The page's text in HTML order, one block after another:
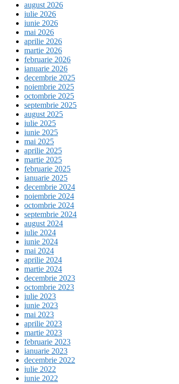
august 2026
iulie 2026
iunie 2026
mai 2026
aprilie 2026
martie 2026
februarie 2026
ianuarie 2026
decembrie 2025
noiembrie 2025
octombrie 2025
septembrie 2025
august 2025
iulie 2025
iunie 2025
mai 2025
aprilie 2025
martie 2025
februarie 2025
ianuarie 2025
decembrie 2024
noiembrie 2024
octombrie 2024
septembrie 2024
august 2024
iulie 2024
iunie 2024
mai 2024
aprilie 2024
martie 2024
decembrie 2023
octombrie 2023
iulie 2023
iunie 2023
mai 2023
aprilie 2023
martie 2023
februarie 2023
ianuarie 2023
decembrie 2022
iulie 2022
iunie 2022